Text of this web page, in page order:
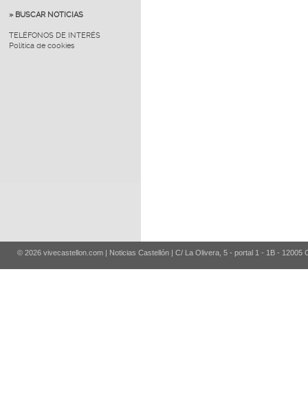
» BUSCAR NOTICIAS
TELÉFONOS DE INTERÉS
Política de cookies
© 2026 vivecastellon.com | Noticias Castellón | C/ La Olivera, 5 - portal 1 - 1B - 12005